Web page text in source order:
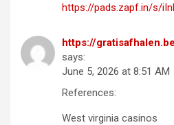
https://pads.zapf.in/s/
https://
says:
June 5, 2026 at 8:51 AM
References:
West virginia casinos